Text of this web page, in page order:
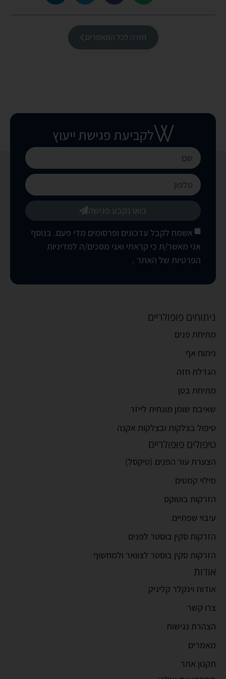
חזרה לכל המאמרים
לקביעת פגישת ייעוץ
אשמח לקבל עדכונים ופרסומים מדי פעם. בנוסף
אני מאשר/ת כי קראתי ואני מסכים/ה למדיניות
הפרטיות של האתר .
בואו נקבע פגישה
ניתוחים פופולריים
מתיחת פנים
ניתוח אף
הגדלת חזה
מתיחת בטן
שאיבת שומן מונחית לייזר
טיפול בצלקות ובצלקות אקנה
טיפולים פופולריים
הצערת עור הפנים (טיקסל)
מילוי קמטים
הזרקות בוטוקס
עיבוי שפתיים
הזרקות סקין בוסטר לפנים
הזרקות סקין בוסטר לצוואר ולמחשוף
אודות
אודות וינקלר קליניק
צרו קשר
הצהרת נגישות
מאמרים
תקנון אתר